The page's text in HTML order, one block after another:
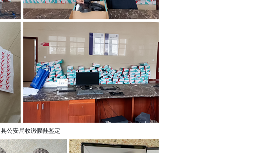
公安局收缴假鞋鉴定